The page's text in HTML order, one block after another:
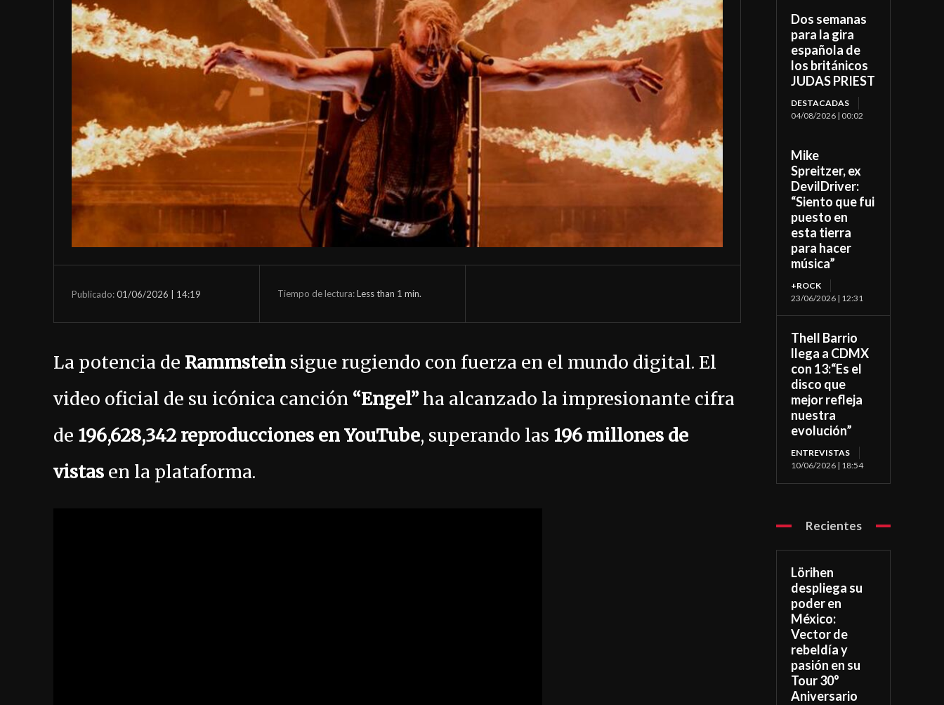
Publicado:01/06/2026 | 14:19 Tiempo de lectura:Less than 1 min.
La potencia de Rammstein sigue rugiendo con fuerza en el mundo digital. El
video oficial de su icónica canción “Engel”ha alcanzado la impresionante cifra
de 196,628,342 reproducciones en YouTube, superando las 196 millones de
vistas en la plataforma.
Dos semanas
para la gira
española de
los británicos
JUDAS PRIEST
DESTACADAS
04/08/2026 | 00:02
Mike
Spreitzer, ex
DevilDriver:
“Siento que fui
puesto en
esta tierra
para hacer
música”
+ROCK
23/06/2026 | 12:31
Thell Barrio
llega a CDMX
con 13:“Es el
disco que
mejor refleja
nuestra
evolución”
ENTREVISTAS
10/06/2026 | 18:54
Recientes
Lörihen
despliega su
poder en
México:
Vector de
rebeldía y
pasión en su
Tour 30°
Aniversario